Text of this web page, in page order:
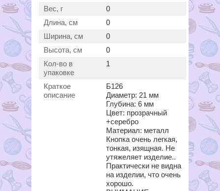
Вес, г
0
Длина, см
0
Ширина, см
0
Высота, см
0
Кол-во в
упаковке
1
Краткое
описание
Б126
Диаметр: 21 мм
Глубина: 6 мм
Цвет: прозрачный
+серебро
Материал: металл
Кнопка очень легкая,
тонкая, изящная. Не
утяжеляет изделие..
Практически не видна
на изделии, что очень
хорошо.